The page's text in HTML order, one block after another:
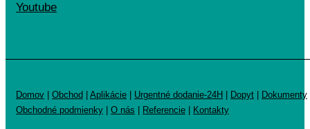
Youtube
Domov Obchod Aplikácie Urgentné dodanie-24H Dopyt Dokumenty
Obchodné podmienky
O nás Referencie Kontakty